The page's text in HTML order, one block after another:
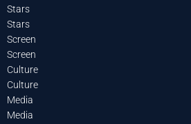
Stars
Stars
Screen
Screen
Culture
Culture
Media
Media